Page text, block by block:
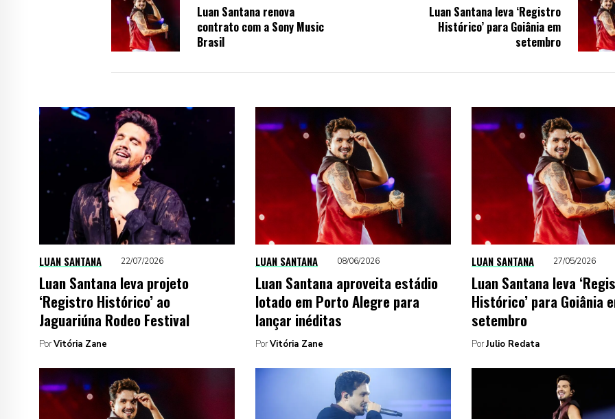
Luan Santana renova
contrato com a Sony Music
Brasil
Luan Santana leva ‘Registro
Histórico’ para Goiânia em
setembro
LUAN SANTANA 22/07/2026
Luan Santana leva projeto
‘Registro Histórico’ ao
Jaguariúna Rodeo Festival
PorVitória Zane
LUAN SANTANA 08/06/2026
Luan Santana aproveita estádio
lotado em Porto Alegre para
lançar inéditas
PorVitória Zane
LUAN SANTANA 27/05/2026
Luan Santana leva
Histórico’ para Goiânia
setembro
PorJulio Redata